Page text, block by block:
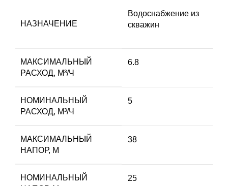
НАЗНАЧЕНИЕ
Водоснабжение из
скважин
МАКСИМАЛЬНЫЙ
РАСХОД, М³/Ч
6.8
НОМИНАЛЬНЫЙ
РАСХОД, М³/Ч
5
МАКСИМАЛЬНЫЙ
НАПОР, М
38
НОМИНАЛЬНЫЙ
25